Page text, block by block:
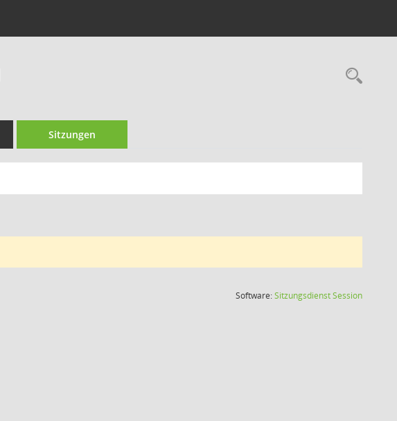
Sitzungen
Software:SitzungsdienstSession(Wird in